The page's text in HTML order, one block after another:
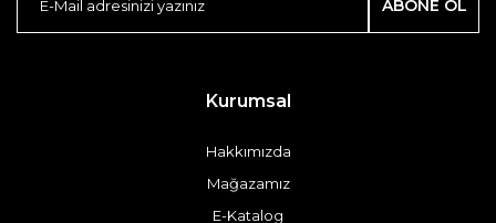
ABONE OL
Kurumsal
Hakkımızda
Mağazamız
E-Katalog